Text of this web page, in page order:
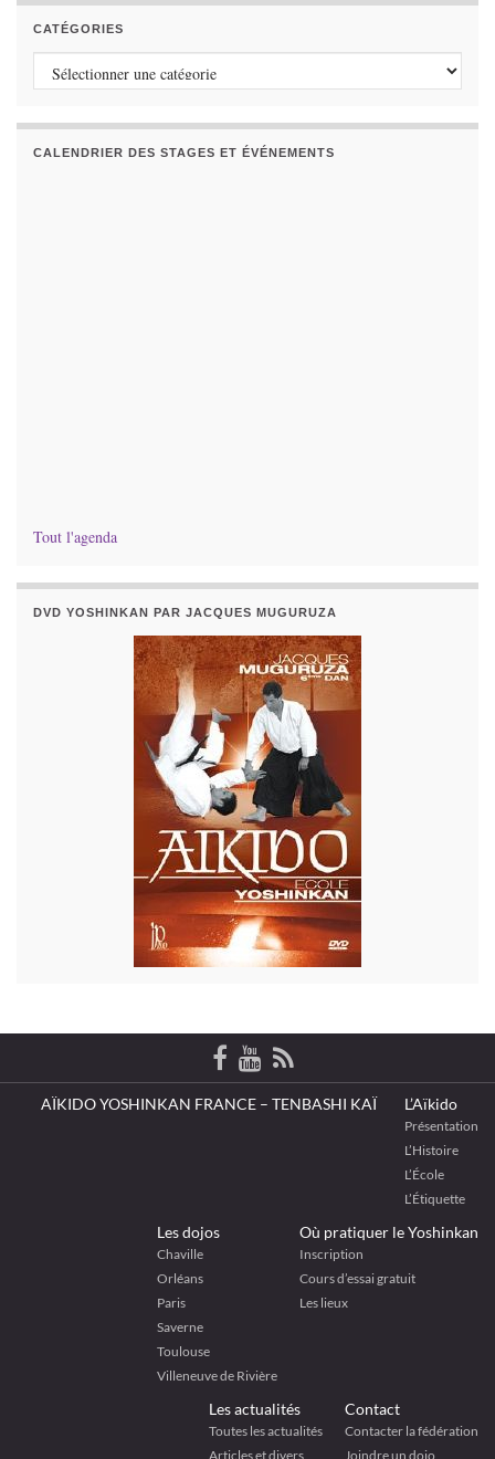
CATÉGORIES
Catégories
CALENDRIER DES STAGES ET ÉVÉNEMENTS
Tout l'agenda
DVD YOSHINKAN PAR JACQUES MUGURUZA
AÏKIDO YOSHINKAN FRANCE – TENBASHI KAÏ L’Aïkido
Présentation
L’Histoire
L’École
L’Étiquette
Les dojos
Chaville
Orléans
Paris
Saverne
Toulouse
Villeneuve de Rivière
Où pratiquer le Yoshinkan
Inscription
Cours d’essai gratuit
Les lieux
Les actualités
Toutes les actualités
Articles et divers
Contact
Contacter la fédération
Joindre un dojo